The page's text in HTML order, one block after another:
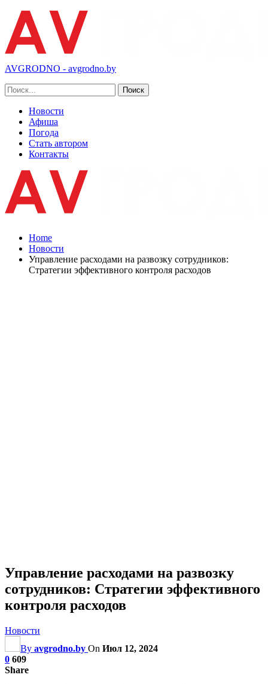
AVGRODNO - avgrodno.by
Новости
Афиша
Погода
Стать автором
Контакты
Home
Новости
Управление расходами на развозку сотрудников:
Стратегии эффективного контроля расходов
Управление расходами на развозку
сотрудников: Стратегии эффективного
контроля расходов
Новости
By avgrodno.by On Июл 12, 2024
0 609
Share